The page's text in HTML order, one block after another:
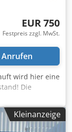
EUR 750
Festpreis zzgl. MwSt.
Anrufen
wird hier eine
Die
Tjx Ak Doa
Kleinanzeige